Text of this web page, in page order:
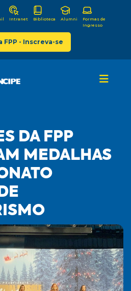
Intranet Biblioteca Alumni
Formas de
Ingresso
FPP - Inscreva-se
DA FPP
MEDALHAS